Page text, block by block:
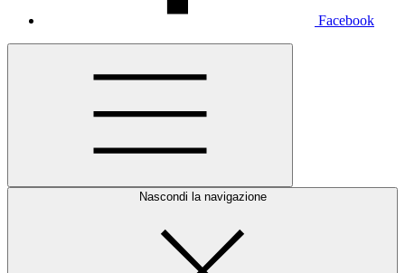
Facebook
Nascondi la navigazione